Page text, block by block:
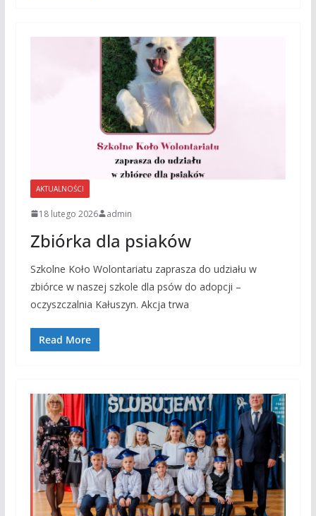
AKTUALNOŚCI
18 lutego 2026 admin
Zbiórka dla psiaków
Szkolne Koło Wolontariatu zaprasza do udziału w
zbiórce w naszej szkole dla psów do adopcji –
oczyszczalnia Kałuszyn. Akcja trwa
Read More